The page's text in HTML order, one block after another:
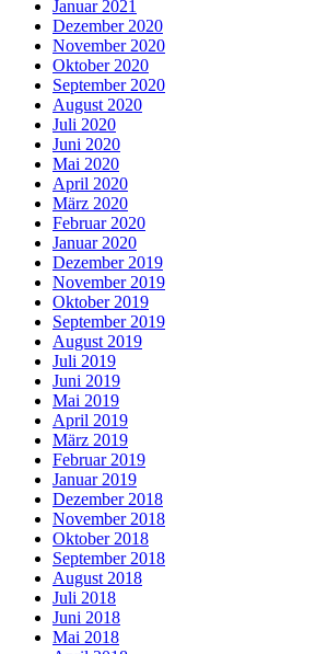
Januar 2021
Dezember 2020
November 2020
Oktober 2020
September 2020
August 2020
Juli 2020
Juni 2020
Mai 2020
April 2020
März 2020
Februar 2020
Januar 2020
Dezember 2019
November 2019
Oktober 2019
September 2019
August 2019
Juli 2019
Juni 2019
Mai 2019
April 2019
März 2019
Februar 2019
Januar 2019
Dezember 2018
November 2018
Oktober 2018
September 2018
August 2018
Juli 2018
Juni 2018
Mai 2018